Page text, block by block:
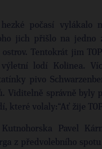
počasí vylákalo
jich přišlo na jedno
Tentokrát jim
lodí Kolinea.
pivo
Viditelně správně byly
které volaly:“Ať žije TOP
Pavel
z předvolebního